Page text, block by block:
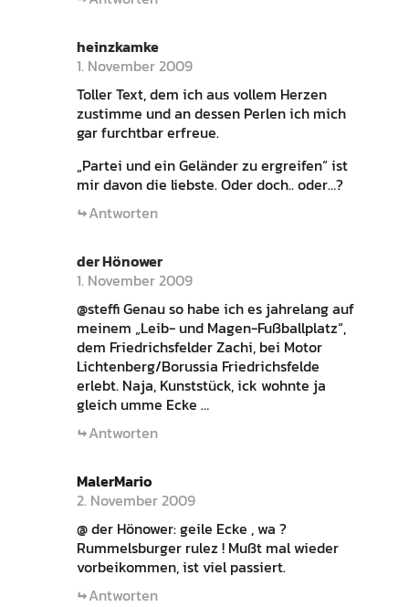
heinzkamke
1. November 2009
Toller Text, dem ich aus vollem Herzen
zustimme und an dessen Perlen ich mich
gar furchtbar erfreue.
„Partei und ein Geländer zu ergreifen“ ist
mir davon die liebste. Oder doch.. oder…?
Antworten
der Hönower
1. November 2009
@steffi Genau so habe ich es jahrelang auf
meinem „Leib- und Magen-Fußballplatz“,
dem Friedrichsfelder Zachi, bei Motor
Lichtenberg/Borussia Friedrichsfelde
erlebt. Naja, Kunststück, ick wohnte ja
gleich umme Ecke …
Antworten
MalerMario
2. November 2009
@ der Hönower: geile Ecke , wa ?
Rummelsburger rulez ! Mußt mal wieder
vorbeikommen, ist viel passiert.
Antworten